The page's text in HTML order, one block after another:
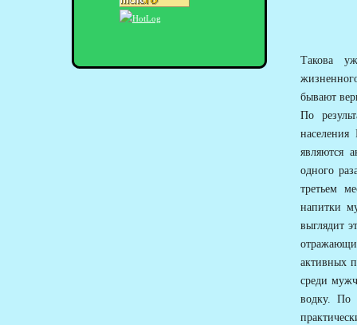
Такова
бывают
По
являются
одного
третьем
напитки
выглядит
активных
среди
водку. По